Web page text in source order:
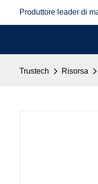
Produttore leader di
Trustech Risorsa